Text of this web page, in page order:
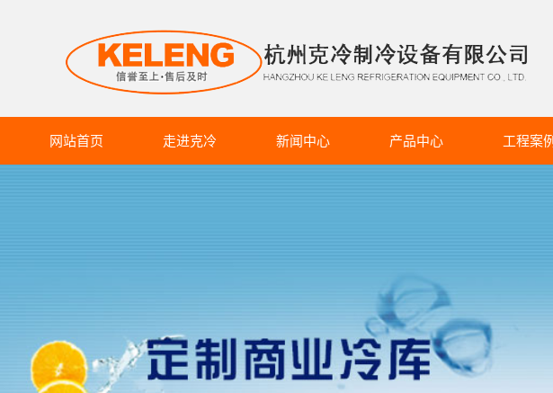
网站首页 走进克冷 新闻中心 产品中心
蔬果气调库系列
工程案例